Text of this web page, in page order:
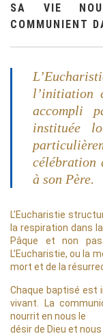
SA VIE
COMMUNIENT
l’initiation
accompli
instituée
célébration
à son Père.
L’Eucharistie
la respiration dans
Pâque et non
L’Eucharistie, ou la
mort et de la
Chaque baptisé est
vivant. La
nourrit en nous le
désir de Dieu et